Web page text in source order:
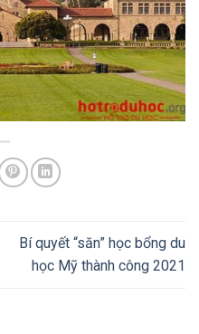
Bí quyết “săn” học bổng du
học Mỹ thành công 2021